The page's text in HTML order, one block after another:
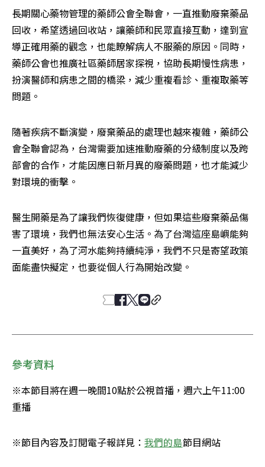
長期關心藥物管理的藥師公會全聯會，一直推動廢棄藥品
回收，希望透過回收站，讓藥師和民眾直接互動，達到宣
導正確用藥的觀念，也能瞭解病人不服藥的原因。同時，
藥師公會也推廣社區藥師居家探視，協助長期慢性病患，
扮演醫師和病患之間的橋梁，減少重複看診、重複取藥等
問題。
隨著疾病不斷演變，廢棄藥品的處理也越來複雜，藥師公
會全聯會認為，台灣需要加速推動廢藥的分級制度以及跨
部會的合作，才能因應日新月異的廢藥問題，也才能減少
對環境的衝擊。
醫生開藥是為了讓我們恢復健康，但如果這些廢棄藥品傷
害了環境，我們也無法安心生活。為了台灣這座島嶼能夠
一直美好，為了河水能夠持續純淨，我們不只是寄望政策
面能盡快擬定，也要從個人行為開始改變。
參考資料
※本節目將在週一晚間10點於公視首播，週六上午11:00
重播
※節目內容及訂閱電子報詳見： 我們的島節目網站